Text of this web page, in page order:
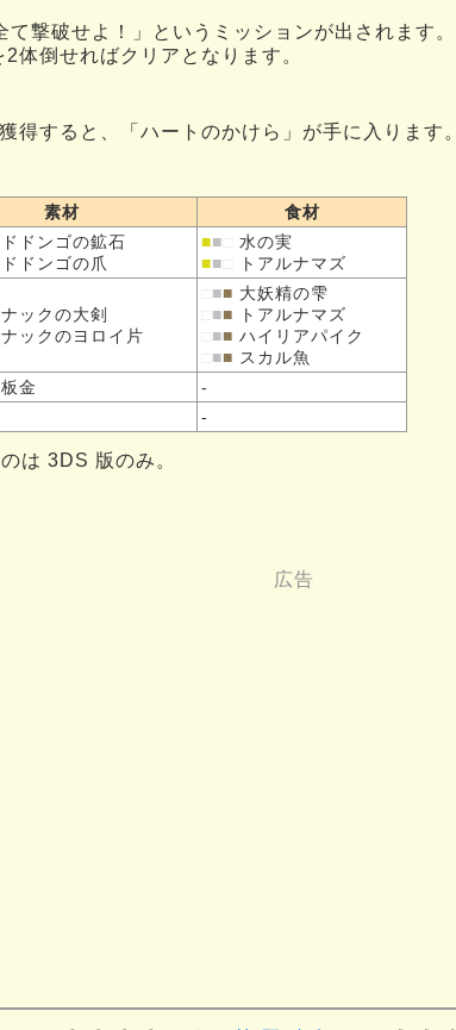
て撃破せよ！」というミッションが出されます。
体倒せればクリアとなります。
得すると、「ハートのかけら」が手に入ります。
素材 食材
ドンゴの鉱石
ドンゴの爪
■■
水の実
■■ トアルナマズ
ックの大剣
ックのヨロイ片
■■ 大妖精の雫
■■ トアルナマズ
■■ ハイリアパイク
■■ スカル魚
金
-
-
は 3DS 版のみ。